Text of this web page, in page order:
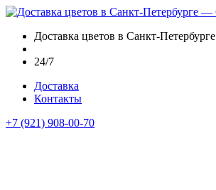
Доставка цветов в Санкт-Петербурге
24/7
Доставка
Контакты
+7 (921) 908-00-70